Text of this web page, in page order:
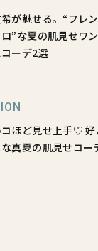
が魅せる。“フレン
”な夏の肌見せワン
ーデ2選
コほど見せ上手♡ 好
真夏の肌見せコー